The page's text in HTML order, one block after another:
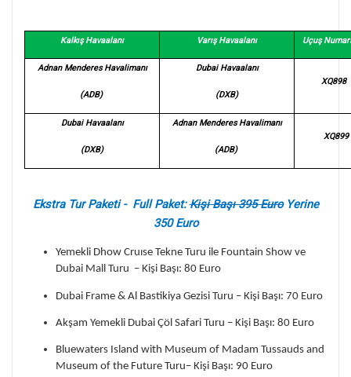
Kalkış Havaalanı Varış Havaalanı Uçuş
Adnan Menderes Havalimanı
(ADB)
Dubai Havaalanı
(DXB)
XQ898
Dubai Havaalanı
(DXB)
Adnan Menderes Havalimanı
(ADB)
XQ899
Ekstra Tur Paketi - Full Paket:Kişi Başı 395 EuroYerine
350 Euro
Yemekli Dhow Cruıse Tekne Turu ile Fountain Show ve
Dubai Mall Turu – Kişi Başı: 80 Euro
Dubai Frame & Al Bastikiya Gezisi Turu – Kişi Başı: 70 Euro
Akşam Yemekli Dubai Çöl Safari Turu – Kişi Başı: 80 Euro
Bluewaters Island with Museum of Madam Tussauds and
Museum of the Future Turu– Kişi Başı: 90 Euro